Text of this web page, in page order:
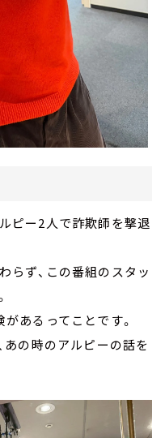
ピー2人で詐欺師を撃退
らず、この番組のスタッ
あるってことです。
あの時のアルピーの話を